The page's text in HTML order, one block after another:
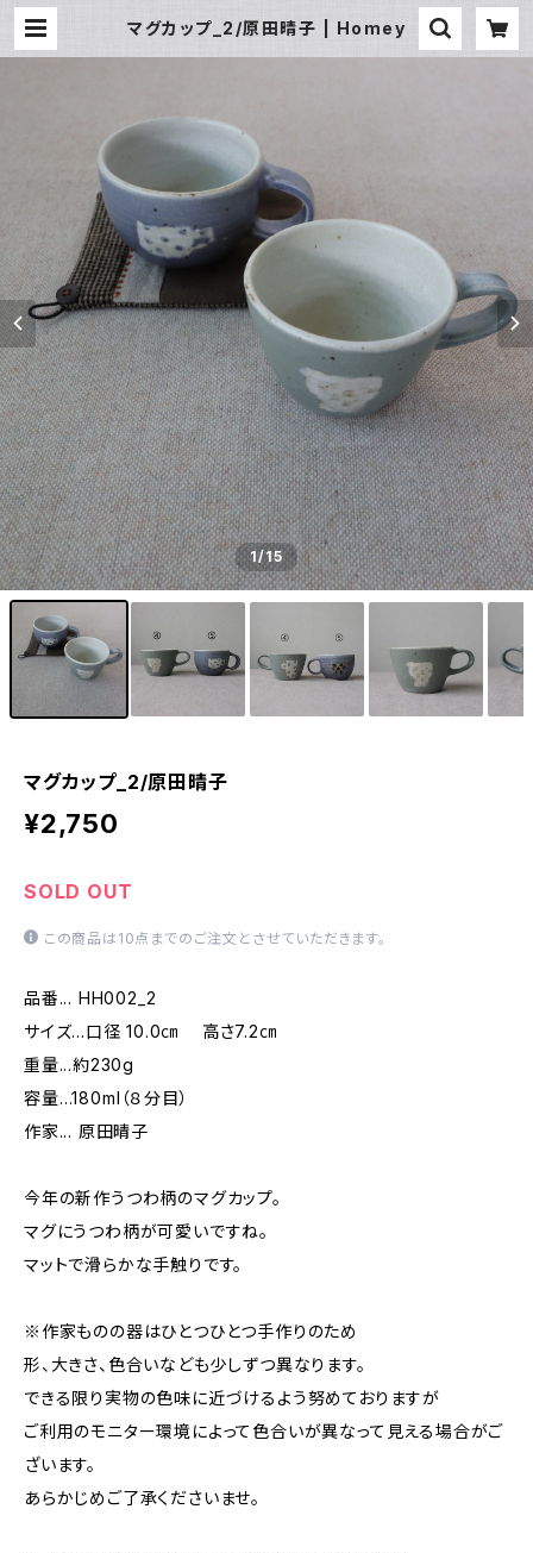
マグカップ_2/原田晴子 | Homey
1/15
マグカップ_2/原田晴子
¥2,750
SOLD OUT
この商品は10点までのご注文とさせていただきます。
品番... HH002_2
サイズ...口径 10.0㎝ 高さ7.2㎝
重量...約230g
容量…180ml（８分目）
作家... 原田晴子
今年の新作うつわ柄のマグカップ。
マグにうつわ柄が可愛いですね。
マットで滑らかな手触りです。
※作家ものの器はひとつひとつ手作りのため
形、大きさ、色合いなども少しずつ異なります。
できる限り実物の色味に近づけるよう努めておりますが
ご利用のモニター環境によって色合いが異なって見える場合がご
ざいます。
あらかじめご了承くださいませ。